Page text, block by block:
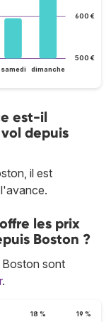
500 €
600 €
samedi dimanche
est-il
depuis
il est
les prix
Boston ?
Boston sont
.
18 % 19 %